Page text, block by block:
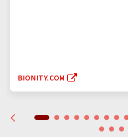
BIONITY.COM